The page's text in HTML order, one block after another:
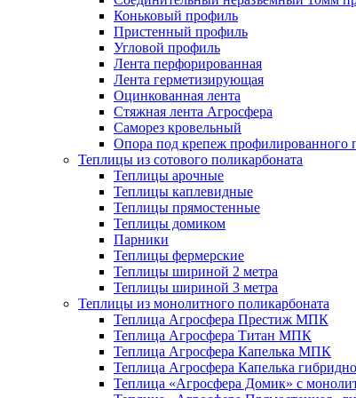
Коньковый профиль
Пристенный профиль
Угловой профиль
Лента перфорированная
Лента герметизирующая
Оцинкованная лента
Стяжная лента Агросфера
Саморез кровельный
Опора под крепеж профилированного
Теплицы из сотового поликарбоната
Теплицы арочные
Теплицы каплевидные
Теплицы прямостенные
Теплицы домиком
Парники
Теплицы фермерские
Теплицы шириной 2 метра
Теплицы шириной 3 метра
Теплицы из монолитного поликарбоната
Теплица Агросфера Престиж МПК
Теплица Агросфера Титан МПК
Теплица Агросфера Капелька МПК
Теплица Агросфера Капелька
Теплица «Агросфера Домик» с